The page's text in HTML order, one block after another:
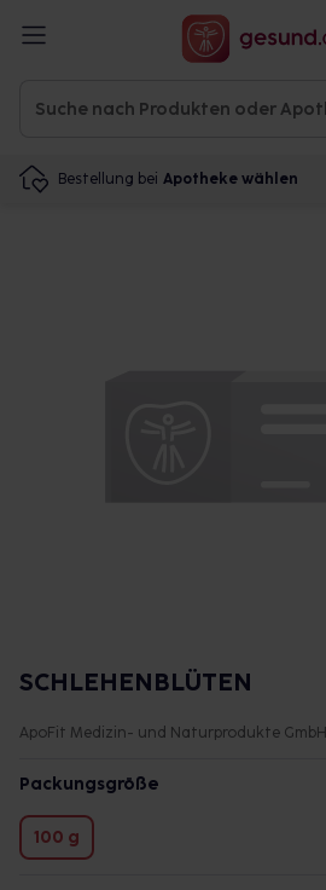
Bestellung bei Apotheke wählen
SCHLEHENBLÜTEN
ApoFit Medizin- und Naturprodukte GmbH
Packungsgröße
100 g